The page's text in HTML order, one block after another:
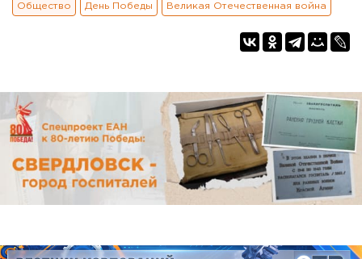
Общество День Победы Великая Отечественная война